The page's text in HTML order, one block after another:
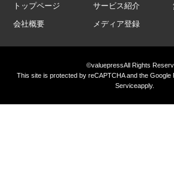
トップページ サービス紹介
会社概要
メディア登録
©valuepressAll Rights
This site is protected by reCAPTCHA and the Google
Serviceapply.